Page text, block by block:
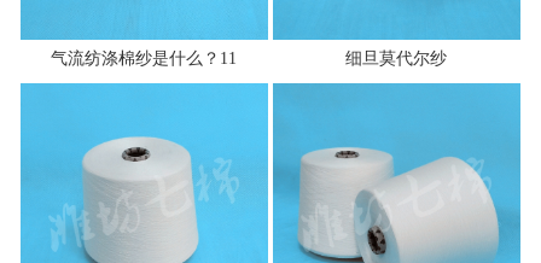
气流纺涤棉纱是什么？11 细旦莫代尔纱